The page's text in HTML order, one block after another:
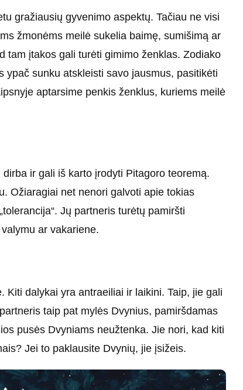
gražiausių gyvenimo aspektų. Tačiau ne visi
žmonėms meilė sukelia baimę, sumišimą ar
tam įtakos gali turėti gimimo ženklas. Zodiako
sunku atskleisti savo jausmus, pasitikėti
aptarsime penkis ženklus, kuriems meilė
ir gali iš karto įrodyti Pitagoro teoremą.
Ožiaragiai net nenori galvoti apie tokias
Jų partneris turėtų pamiršti
ar vakariene.
Kiti dalykai yra antraeiliai ir laikini. Taip, jie gali
taip pat mylės Dvynius, pamiršdamas
pusės Dvyniams neužtenka. Jie nori, kad kiti
Jei to paklausite Dvynių, jie įsižeis.